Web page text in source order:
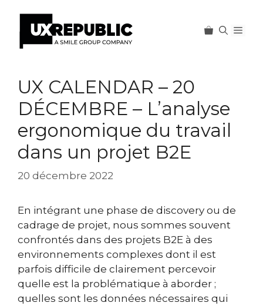
contenu
UX CALENDAR – 20
DÉCEMBRE – L’analyse
ergonomique du travail
dans un projet B2E
20 décembre 2022
En intégrant une phase de discovery ou de
cadrage de projet, nous sommes souvent
confrontés dans des projets B2E à des
environnements complexes dont il est
parfois difficile de clairement percevoir
quelle est la problématique à aborder ;
quelles sont les données nécessaires qui